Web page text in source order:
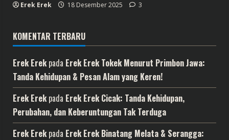
Erek Erek 18 Desember 2025 3
KOMENTAR TERBARU
Erek Erekpada Erek Erek Tokek Menurut Primbon Jawa:
Tanda Kehidupan & Pesan Alam yang Keren!
Erek Erekpada Erek Erek Cicak: Tanda Kehidupan,
Perubahan, dan Keberuntungan Tak Terduga
Erek Erekpada Erek Erek Binatang Melata & Serangga: